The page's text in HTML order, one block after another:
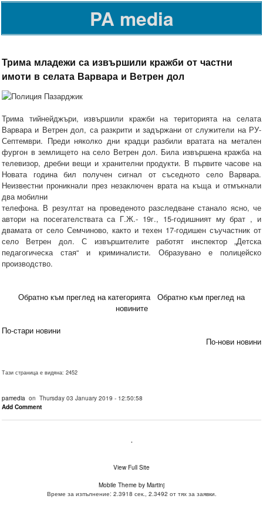
PA media
Трима младежи са извършили кражби от частни
имоти в селата Варвара и Ветрен дол
Трима тийнейджъри, извършили кражби на територията на селата
Варвара и Ветрен дол, са разкрити и задържани от служители на РУ-
Септември. Преди няколко дни крадци разбили вратата на метален
фургон в землището на село Ветрен дол. Била извършена кражба на
телевизор, дребни вещи и хранителни продукти. В първите часове на
Новата година бил получен сигнал от съседното село Варвара.
Неизвестни проникнали през незаключен врата на къща и отмъкнали
два мобилни
телефона. В резултат на проведеното разследване станало ясно, че
автори на посегателствата са Г.Ж.- 19г., 15-годишният му брат , и
двамата от село Семчиново, както и техен 17-годишен съучастник от
село Ветрен дол. С извършителите работят инспектор „Детска
педагогическа стая“ и криминалисти. Образувано е полицейско
производство.
Обратно към преглед на категорията
Обратно към преглед на
новините
По-стари новини
По-нови новини
Тази страница е видяна: 2452
pamedia on Thursday 03 January 2019 - 12:50:58
Add Comment
.
View Full Site
Mobile Theme by Martinj
Време за изпълнение: 2.3918 сек., 2.3492 от тях за заявки.